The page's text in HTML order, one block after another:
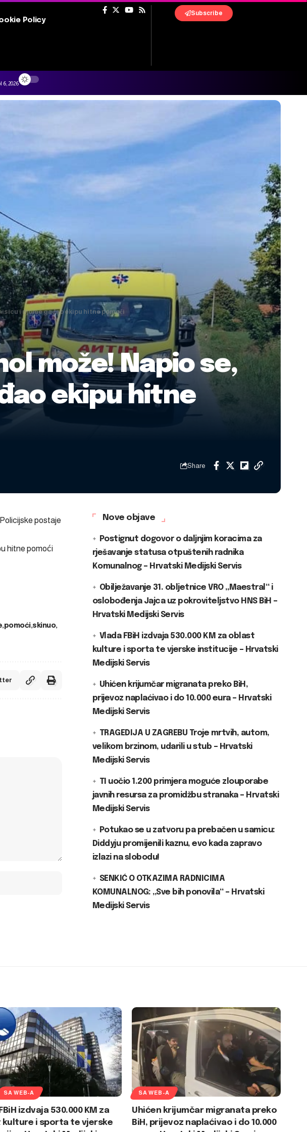
Policy
Subscribe
6, 2026
i njome gađao ekipu hitne pomoći
može! Napio se,
ekipu hitne
Share
postaje
hitne pomoći
pomoći skinuo
Nove objave
Postignut dogovor o daljnjim koracima za
rješavanje statusa otpuštenih radnika
Komunalnog – Hrvatski Medijski Servis
Obilježavanje 31. obljetnice VRO „Maestral“ i
oslobođenja Jajca uz pokroviteljstvo HNS BiH –
Hrvatski Medijski Servis
Vlada FBiH izdvaja 530.000 KM za oblast
kulture i sporta te vjerske institucije – Hrvatski
Medijski Servis
Uhićen krijumčar migranata preko BiH,
prijevoz naplaćivao i do 10.000 eura – Hrvatski
Medijski Servis
TRAGEDIJA U ZAGREBU Troje mrtvih, autom,
velikom brzinom, udarili u stub – Hrvatski
Medijski Servis
TI uočio 1.200 primjera moguće zlouporabe
javnih resursa za promidžbu stranaka – Hrvatski
Medijski Servis
Potukao se u zatvoru pa prebačen u samicu:
Diddyju promijenili kaznu, evo kada zapravo
izlazi na slobodu!
SENKIĆ O OTKAZIMA RADNICIMA
KOMUNALNOG: „Sve bih ponovila“ – Hrvatski
Medijski Servis
SA WEB-A
izdvaja 530.000 KM za
kulture i sporta te vjerske
SA WEB-A
Uhićen krijumčar migranata preko
BiH, prijevoz naplaćivao i do 10.000